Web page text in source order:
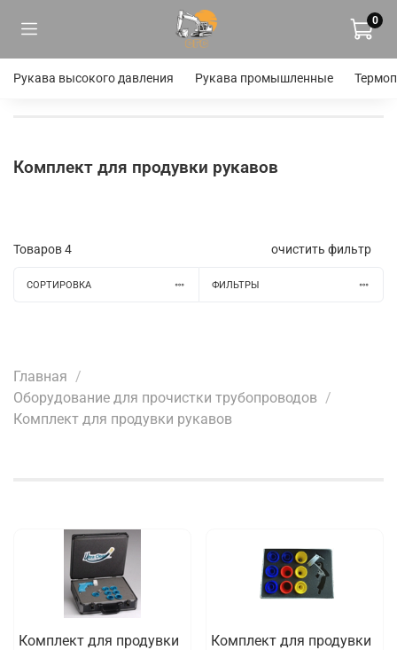
0
Рукава высокого давления Рукава промышленные
Комплект для продувки рукавов
Товаров4 очистить фильтр
СОРТИРОВКА ФИЛЬТРЫ
Главная
Оборудование для прочистки трубопроводов
Комплект для продувки рукавов
Комплект для продувки
Комплект для продувки